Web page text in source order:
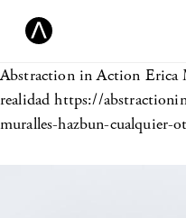
Abstraction in Action Erica
realidad https://
muralles-hazbun-cualquier-